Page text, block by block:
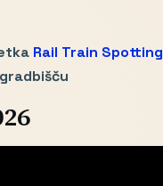
Rail Train Spotting